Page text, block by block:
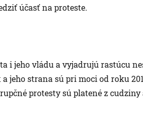
účasť na proteste.
i jeho vládu a vyjadrujú rastúcu
jeho strana sú pri moci od roku
protesty sú platené z